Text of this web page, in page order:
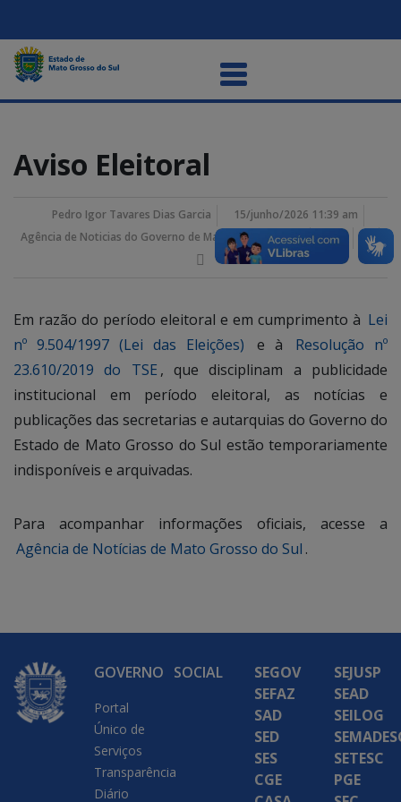
Aviso Eleitoral
Pedro Igor Tavares Dias Garcia
15/junho/2026 11:39 am
Agência de Noticias do Governo de Mato Grosso do Sul
Em razão do período eleitoral e em cumprimento à Lei
nº 9.504/1997 (Lei das Eleições)
e à
Resolução nº
23.610/2019 do TSE , que disciplinam a publicidade
institucional em período eleitoral, as notícias e
publicações das secretarias e autarquias do Governo do
Estado de Mato Grosso do Sul estão temporariamente
indisponíveis e arquivadas.
Para acompanhar informações oficiais, acesse a
Agência de Notícias de Mato Grosso do Sul .
GOVERNO
Portal
Único de
Serviços
Transparência
Diário
SOCIAL
SEGOV
SEFAZ
SAD
SED
SES
CGE
SEJUSP
SEAD
SEILOG
SETESC
PGE